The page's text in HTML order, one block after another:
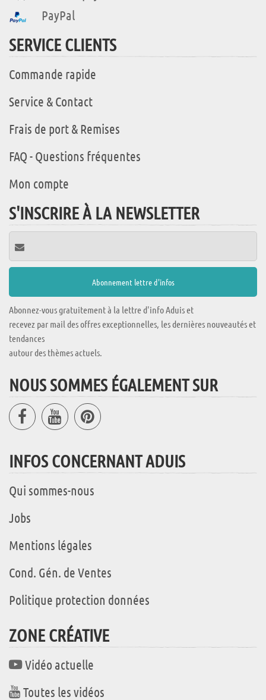
PayPal
SERVICE CLIENTS
Commande rapide
Service & Contact
Frais de port & Remises
FAQ - Questions fréquentes
Mon compte
S'INSCRIRE À LA NEWSLETTER
Abonnez-vous gratuitement à la lettre d'info Aduis et
recevez par mail des offres exceptionnelles, les dernières nouveautés et
tendances
autour des thèmes actuels.
NOUS SOMMES ÉGALEMENT SUR
INFOS CONCERNANT ADUIS
Qui sommes-nous
Jobs
Mentions légales
Cond. Gén. de Ventes
Politique protection données
ZONE CRÉATIVE
Vidéo actuelle
Toutes les vidéos